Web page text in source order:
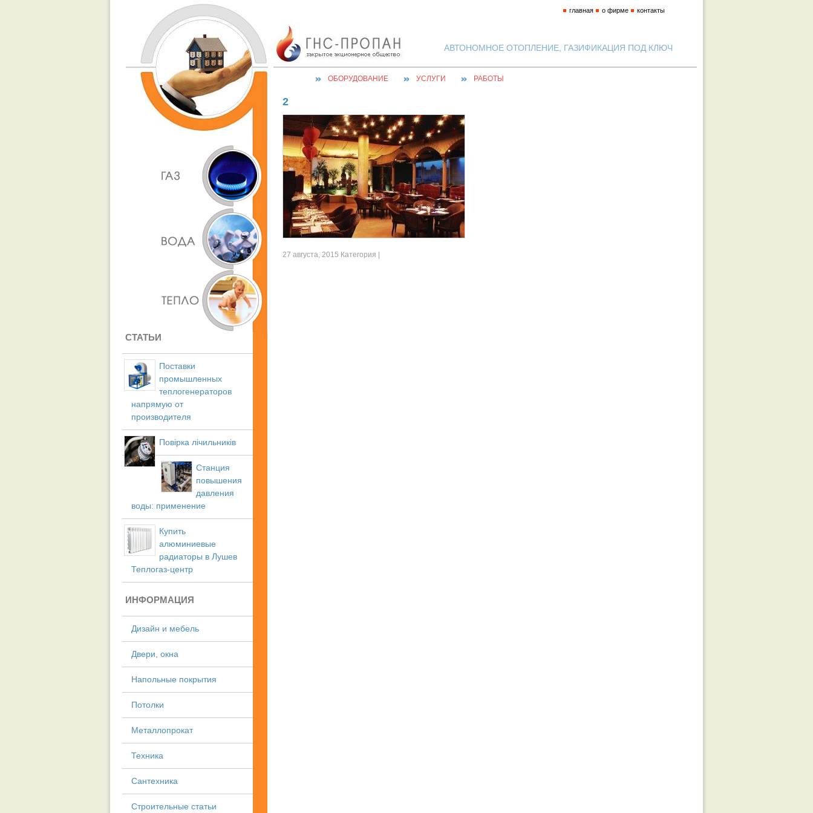
АВТОНОМНОЕ ОТОПЛЕНИЕ, ГАЗИФИКАЦИЯ ПОД КЛЮЧ
главная о фирме контакты
ОБОРУДОВАНИЕ УСЛУГИ РАБОТЫ
СТАТЬИ
Поставки
промышленных
теплогенераторов
напрямую от
производителя
Повірка лічильників
Станция
повышения
давления
воды: применение
Купить
алюминиевые
радиаторы в Лушев
Теплогаз-центр
ИНФОРМАЦИЯ
Дизайн и мебель
Двери, окна
Напольные покрытия
Потолки
Металлопрокат
Техника
Сантехника
Строительные статьи
2
27 августа, 2015 Категория |